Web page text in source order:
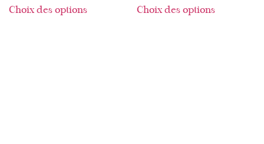
Choix des options Choix des options